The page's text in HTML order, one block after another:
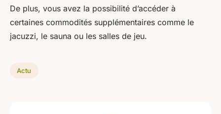
De plus, vous avez la possibilité d’accéder à
certaines commodités supplémentaires comme le
jacuzzi, le sauna ou les salles de jeu.
Actu